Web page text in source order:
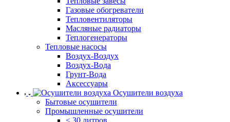
Газовые обогреватели
Тепловентиляторы
Масляные радиаторы
Теплогенераторы
Тепловые насосы
Воздух-Воздух
Воздух-Вода
Грунт-Вода
Аксессуары
Осушители воздуха
Бытовые осушители
Промышленные осушители
< 30 литров